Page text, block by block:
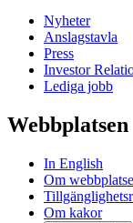
Nyheter
Anslagstavla
Press
Investor
Lediga jobb
Webbplatsen
In English
Om
Om kakor